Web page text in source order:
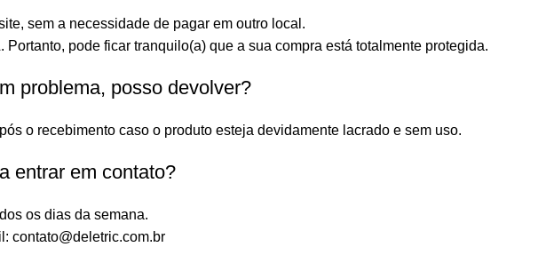
sem a necessidade de pagar em outro local.
pode ficar tranquilo(a) que a sua compra está totalmente protegida.
problema, posso devolver?
o recebimento caso o produto esteja devidamente lacrado e sem uso.
entrar em contato?
os dias da semana.
contato@deletric.com.br